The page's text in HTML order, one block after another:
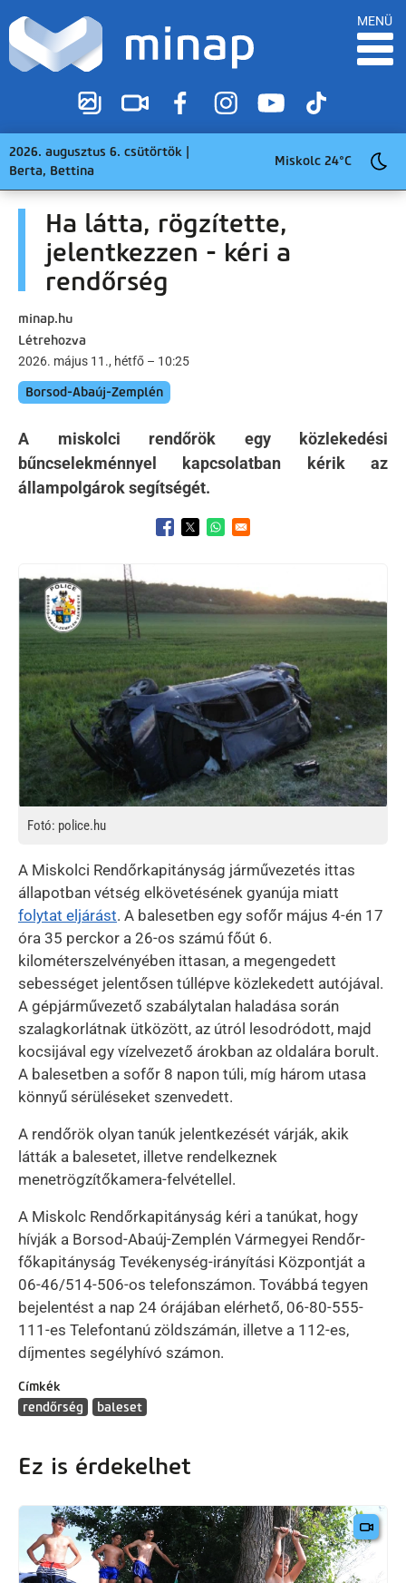
MENÜ
2026. augusztus 6. csütörtök |
Berta, Bettina
Miskolc 24°C
Ha látta, rögzítette,
jelentkezzen - kéri a
rendőrség
minap.hu
Létrehozva
2026. május 11., hétfő – 10:25
Borsod-Abaúj-Zemplén
A miskolci rendőrök egy közlekedési
bűncselekménnyel kapcsolatban kérik az
állampolgárok segítségét.
Opens in a new window
Opens in a new window
Opens in a new window
Kép
Fotó: police.hu
A Miskolci Rendőrkapitányság járművezetés ittas
állapotban vétség elkövetésének gyanúja miatt
folytat eljárást. A balesetben egy sofőr május 4-én 17
óra 35 perckor a 26-os számú főút 6.
kilométerszelvényében ittasan, a megengedett
sebességet jelentősen túllépve közlekedett autójával.
A gépjárművezető szabálytalan haladása során
szalagkorlátnak ütközött, az útról lesodródott, majd
kocsijával egy vízelvezető árokban az oldalára borult.
A balesetben a sofőr 8 napon túli, míg három utasa
könnyű sérüléseket szenvedett.
A rendőrök olyan tanúk jelentkezését várják, akik
látták a balesetet, illetve rendelkeznek
menetrögzítőkamera-felvétellel.
A Miskolc Rendőrkapitányság kéri a tanúkat, hogy
hívják a Borsod-Abaúj-Zemplén Vármegyei Rendőr-
főkapitányság Tevékenység-irányítási Központját a
06-46/514-506-os telefonszámon. Továbbá tegyen
bejelentést a nap 24 órájában elérhető, 06-80-555-
111-es Telefontanú zöldszámán, illetve a 112-es,
díjmentes segélyhívó számon.
Címkék
rendőrség
baleset
Ez is érdekelhet